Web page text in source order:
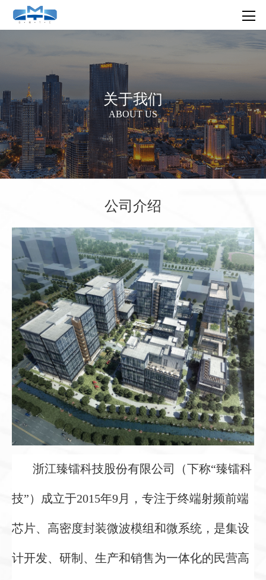
关于我们
ABOUT US
公司介绍
浙江臻镭科技股份有限公司（下称“臻镭科
技”）成立于2015年9月，专注于终端射频前端
芯片、高密度封装微波模组和微系统，是集设
计开发、研制、生产和销售为一体化的民营高